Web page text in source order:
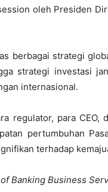
oleh Presiden
berbagai strategi
strategi investasi
internasional.
regulator, para
pertumbuhan
terhadap
Banking Business